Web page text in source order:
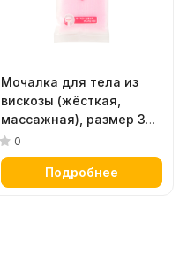
Мочалка для тела из
вискозы (жёсткая,
массажная), размер 30
х 90 см
0
Подробнее